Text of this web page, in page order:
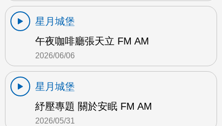
星月城堡
午夜咖啡廳張天立 FM AM
2026/06/06
星月城堡
紓壓專題 關於安眠 FM AM
2026/05/31